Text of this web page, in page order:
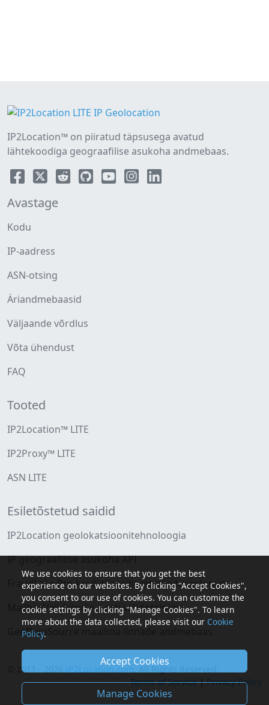
IP2Location™ on piiratud täpsusega avatud
lähtekoodiga geograafilise asukoha andmebaas.
Avastage
Kodu
IP-aadress
ASN-otsing
Äriandmebaasid
Väljaande võrdlus
Võta ühendust
FAQ
Tooted
IP2Location™ LITE
IP2Proxy™ LITE
ASN LITE
Esiletõstetud saidid
IP2Location geolokatsioonitehnoloogia
IP geograafilise asukoha API
FraudLabs Pro krediitkaardipettuste tuvastamine
MailboxValidatori e-posti valideerimine
GeoDataSource maailma linnade andmebaas
© 2011 - 2026 IP2Location.com
Terms of Service|Privacy Policy
We use cookies to ensure that you get the best
experience on our websites. By clicking "Accept Cookies",
you consent to our use of cookies. You can customize the
cookie settings by clicking "Manage Cookies". To learn
more about the data collected, please visit our Cookie
Policy.
Accept Cookies
Manage Cookies